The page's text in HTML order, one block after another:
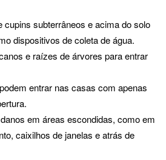
cupins subterrâneos e acima do solo
dispositivos de coleta de água.
e raízes de árvores para entrar
entrar nas casas com apenas
em áreas escondidas, como em
caixilhos de janelas e atrás de